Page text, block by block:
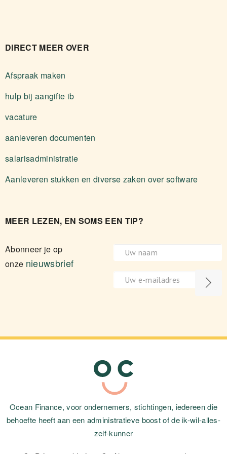
DIRECT MEER OVER
Afspraak maken
hulp bij aangifte ib
vacature
aanleveren documenten
salarisadministratie
Aanleveren stukken en diverse zaken over software
MEER LEZEN, EN SOMS EEN TIP?
Abonneer je op
onze nieuwsbrief
Ocean Finance, voor ondernemers, stichtingen, iedereen die
behoefte heeft aan een administratieve boost of de ik-wil-alles-
zelf-kunner